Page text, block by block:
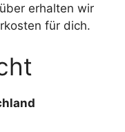
erhalten wir
für dich.